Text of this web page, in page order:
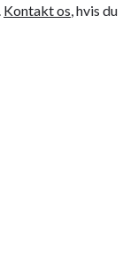
Kontakt os , hvis du